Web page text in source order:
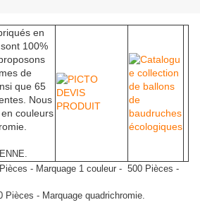
en
100%
de
que 65
Nous
couleurs
- Marquage 1 couleur - 500 Pièces -
quadrichromie.